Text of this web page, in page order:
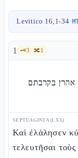
Levitico 16,1-34·
1 🗝️3 🔀1
אהרן בקרבתם
SEPTUAGINTA (LXX)
Καὶ ἐλάλησεν
τελευτῆσαι